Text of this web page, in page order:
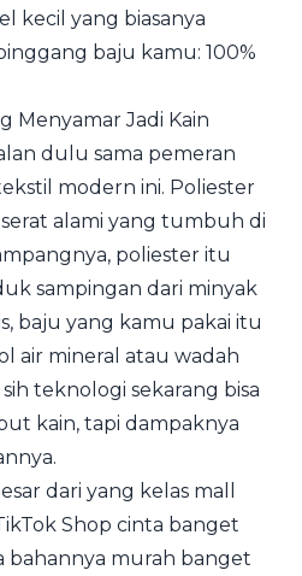
kecil yang biasanya
baju kamu: 100%
Menyamar Jadi Kain
dulu sama pemeran
modern ini. Poliester
alami yang tumbuh di
poliester itu
sampingan dari minyak
baju yang kamu pakai itu
air mineral atau wadah
teknologi sekarang bisa
kain, tapi dampaknya
dari yang kelas mall
Shop cinta banget
bahannya murah banget